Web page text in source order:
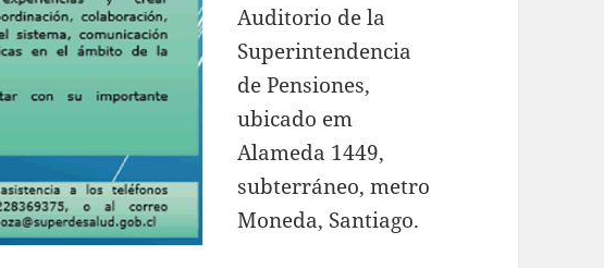
Auditorio de la
Superintendencia
de Pensiones,
ubicado em
Alameda 1449,
subterráneo, metro
Moneda, Santiago.